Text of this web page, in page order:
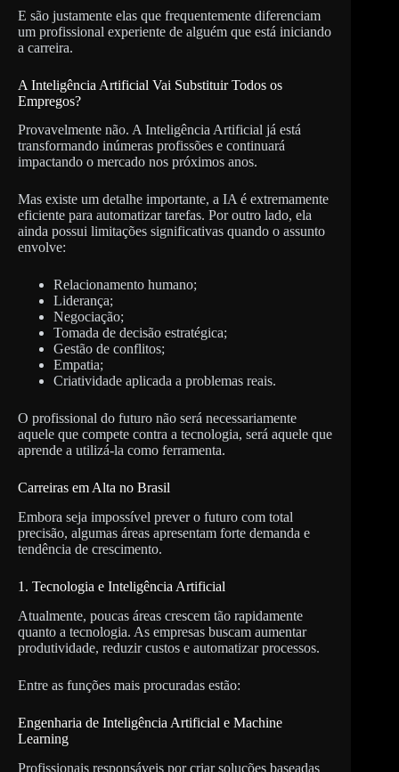
E são justamente elas que frequentemente diferenciam
um profissional experiente de alguém que está iniciando
a carreira.
A Inteligência Artificial Vai Substituir Todos os
Empregos?
Provavelmente não. A Inteligência Artificial já está
transformando inúmeras profissões e continuará
impactando o mercado nos próximos anos.
Mas existe um detalhe importante, a IA é extremamente
eficiente para automatizar tarefas. Por outro lado, ela
ainda possui limitações significativas quando o assunto
envolve:
Relacionamento humano;
Liderança;
Negociação;
Tomada de decisão estratégica;
Gestão de conflitos;
Empatia;
Criatividade aplicada a problemas reais.
O profissional do futuro não será necessariamente
aquele que compete contra a tecnologia, será aquele que
aprende a utilizá-la como ferramenta.
Carreiras em Alta no Brasil
Embora seja impossível prever o futuro com total
precisão, algumas áreas apresentam forte demanda e
tendência de crescimento.
1. Tecnologia e Inteligência Artificial
Atualmente, poucas áreas crescem tão rapidamente
quanto a tecnologia. As empresas buscam aumentar
produtividade, reduzir custos e automatizar processos.
Entre as funções mais procuradas estão:
Engenharia de Inteligência Artificial e Machine
Learning
Profissionais responsáveis por criar soluções baseadas